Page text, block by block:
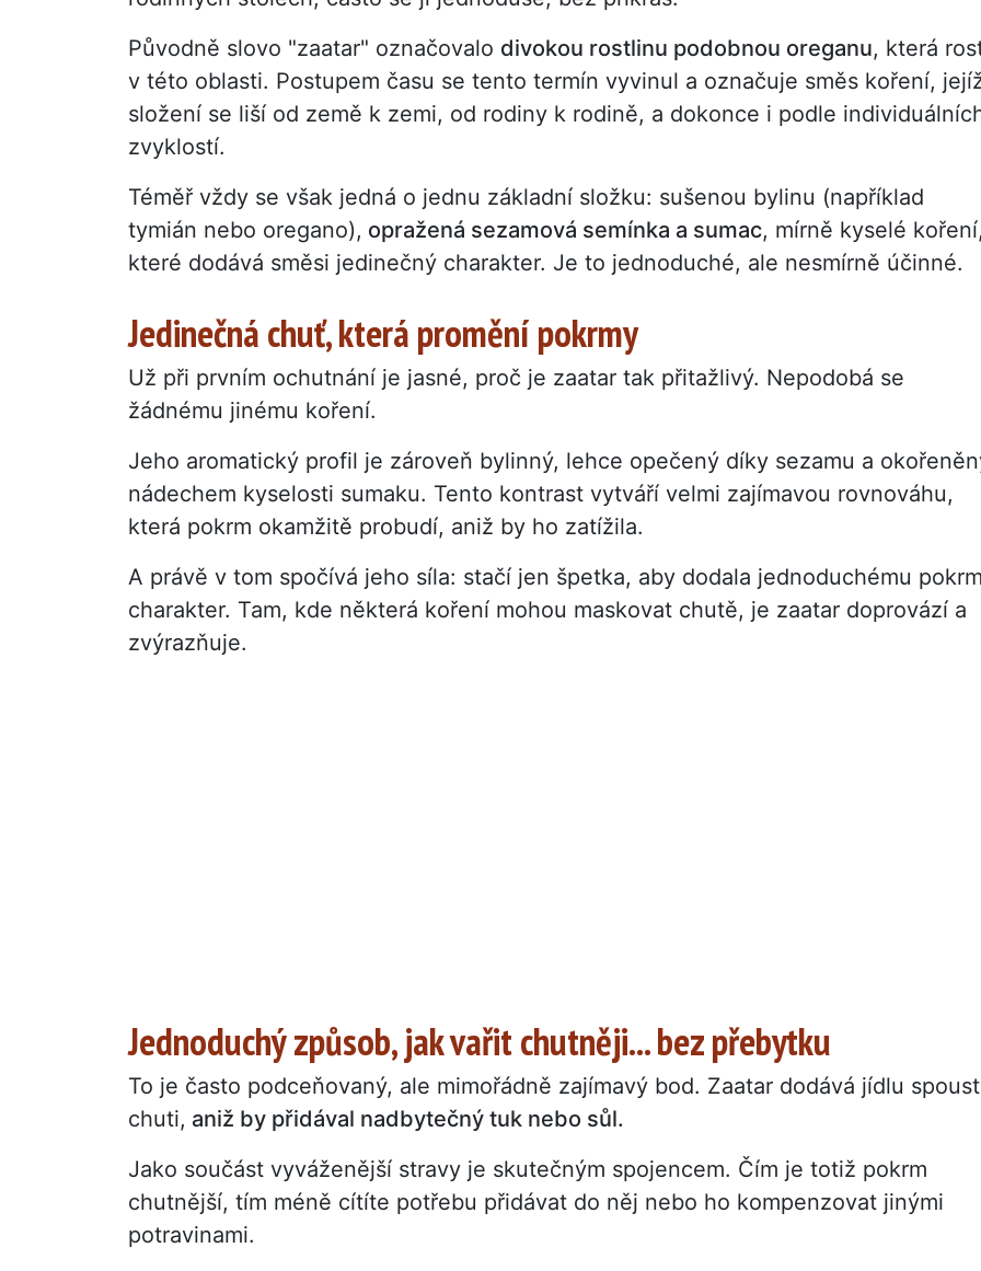
Původně slovo "zaatar" označovalo divokou rostlinu podobnou oreganu, která
v této oblasti. Postupem času se tento termín vyvinul a označuje směs koření,
složení se liší od země k zemi, od rodiny k rodině, a dokonce i podle
zvyklostí.
Téměř vždy se však jedná o jednu základní složku: sušenou bylinu (například
tymián nebo oregano), opražená sezamová semínka a sumac, mírně kyselé koření,
které dodává směsi jedinečný charakter. Je to jednoduché, ale nesmírně účinné.
Jedinečná chuť, která promění pokrmy
Už při prvním ochutnání je jasné, proč je zaatar tak přitažlivý. Nepodobá se
žádnému jinému koření.
Jeho aromatický profil je zároveň bylinný, lehce opečený díky sezamu a
nádechem kyselosti sumaku. Tento kontrast vytváří velmi zajímavou rovnováhu,
která pokrm okamžitě probudí, aniž by ho zatížila.
A právě v tom spočívá jeho síla: stačí jen špetka, aby dodala jednoduchému
charakter. Tam, kde některá koření mohou maskovat chutě, je zaatar doprovází a
zvýrazňuje.
Jednoduchý způsob, jak vařit chutněji... bez přebytku
To je často podceňovaný, ale mimořádně zajímavý bod. Zaatar dodává jídlu
chuti, aniž by přidával nadbytečný tuk nebo sůl.
Jako součást vyváženější stravy je skutečným spojencem. Čím je totiž pokrm
chutnější, tím méně cítíte potřebu přidávat do něj nebo ho kompenzovat jinými
potravinami.